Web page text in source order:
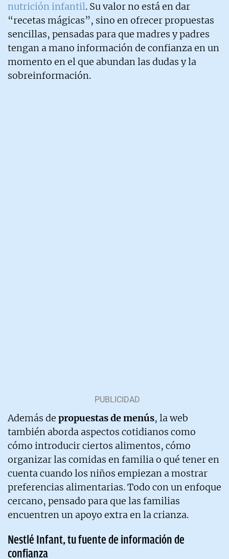
nutrición infantil. Su valor no está en dar
“recetas mágicas”, sino en ofrecer propuestas
sencillas, pensadas para que madres y padres
tengan a mano información de confianza en un
momento en el que abundan las dudas y la
sobreinformación.
Además de propuestas de menús, la web
también aborda aspectos cotidianos como
cómo introducir ciertos alimentos, cómo
organizar las comidas en familia o qué tener en
cuenta cuando los niños empiezan a mostrar
preferencias alimentarias. Todo con un enfoque
cercano, pensado para que las familias
encuentren un apoyo extra en la crianza.
Nestlé Infant, tu fuente de información de
confianza